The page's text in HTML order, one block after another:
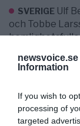
newsvoice.se
Information
If you wish to
processing of
targeted
SVERIGE Ulf
och Tobbe
Erik Wiklund
elitens